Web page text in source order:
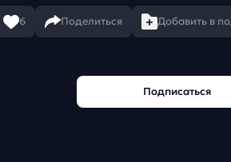
6 Поделиться Добавить в
Подписаться